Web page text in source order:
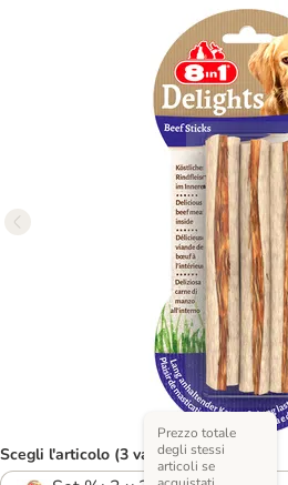
Scegli l'articolo (3 varianti)
Prezzo totale
degli stessi
articoli se